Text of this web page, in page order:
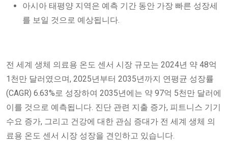
아시아 태평양 지역은 예측 기간 동안 가장 빠른 성장세
를 보일 것으로 예상됩니다.
전 세계 생체 의료용 온도 센서 시장 규모는 2024년 약 48억
1천만 달러였으며, 2025년부터 2035년까지 연평균 성장률
(CAGR) 6.63%로 성장하여 2035년에는 약 97억 5천만 달러에
이를 것으로 예측됩니다. 진단 관련 지출 증가, 피트니스 기기
수요 증가, 그리고 건강에 대한 관심 증대가 전 세계 생체 의
료용 온도 센서 시장 성장을 견인하고 있습니다.